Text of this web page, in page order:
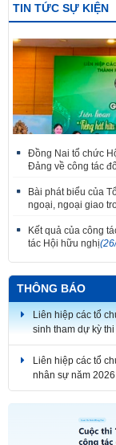
TIN TỨC SỰ KIỆN
Đồng Nai tổ chức
Đảng về công tác
Bài phát biểu của
ngoại, ngoại giao
Kết quả của công
tác Hội hữu nghị
THÔNG BÁO
Liên hiệp các tổ
sinh tham dự kỳ
Liên hiệp các tổ
nhân sự năm 2026
THÔNG BÁO KẾT